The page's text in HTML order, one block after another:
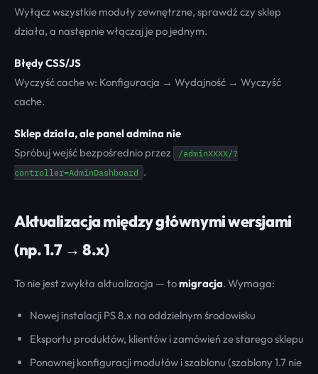
Wyłącz wszystkie moduły zewnętrzne, sprawdź czy sklep
działa, a następnie włączaj je po jednym.
Błędy CSS/JS
Wyczyść cache w: Konfiguracja → Wydajność → Wyczyść
cache.
Sklep działa, ale panel admina nie
Spróbuj wejść bezpośrednio przez
/adminXXXX/?
controller=AdminDashboard .
Aktualizacja między głównymi wersjami
(np. 1.7 → 8.x)
To nie jest zwykła aktualizacja — tomigracja. Wymaga:
Nowej instalacji PS 8.x na oddzielnym środowisku
Eksportu produktów, klientów i zamówień ze starego sklepu
Ponownej konfiguracji modułów i szablonu (szablony 1.7 nie